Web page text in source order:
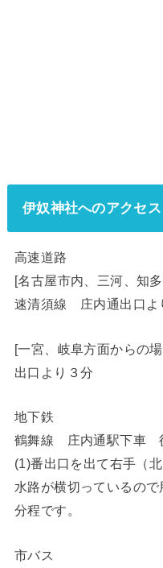
伊奴神社へのアクセス
高速道路
[名古屋市内、三河、知
速清須線 庄内通出口よ
[一宮、岐阜方面からの
出口より３分
地下鉄
鶴舞線 庄内通駅下車
(1)番出口を出て右手（
水路が横切っているの
分程です。
市バス